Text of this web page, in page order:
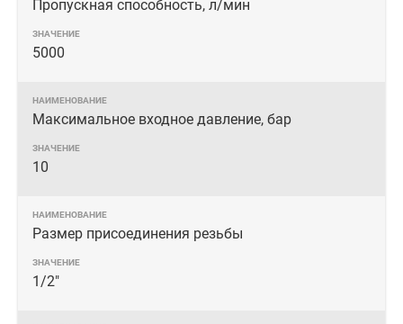
Пропускная способность, л/мин
5000
Максимальное входное давление, бар
10
Размер присоединения резьбы
1/2"